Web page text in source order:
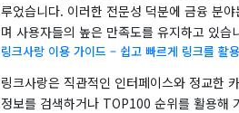
루었습니다. 이러한 전문성 덕분에 금융 분
며 사용자들의 높은 만족도를 유지하고 있습
링크사랑 이용 가이드 – 쉽고 빠르게 링크를 활
링크사랑은 직관적인 인터페이스와 정교한
정보를 검색하거나 TOP100 순위를 활용해